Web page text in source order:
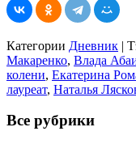
Категории Дневник |
Макаренко, Влада
колени, Екатерина
лауреат, Наталья
Все рубрики